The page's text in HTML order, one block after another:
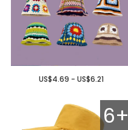
US$4.69 - US$6.21
6+